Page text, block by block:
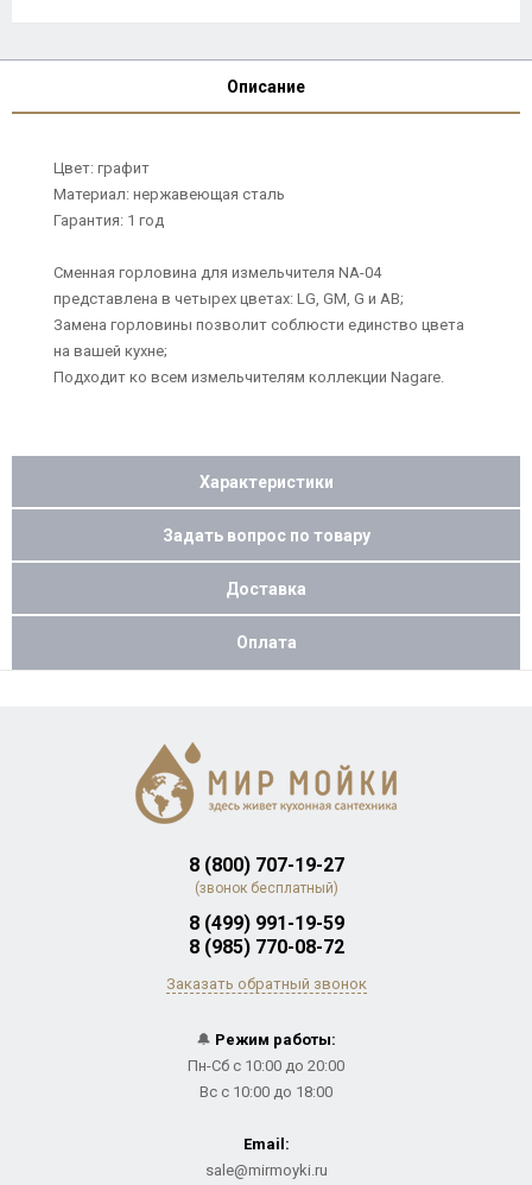
Описание
Цвет: графит
Материал: нержавеющая сталь
Гарантия: 1 год
Сменная горловина для измельчителя NA-04
представлена в четырех цветах: LG, GM, G и AB;
Замена горловины позволит соблюсти единство цвета
на вашей кухне;
Подходит ко всем измельчителям коллекции Nagare.
Характеристики
Задать вопрос по товару
Доставка
Оплата
8 (800) 707-19-27
(звонок бесплатный)
8 (499) 991-19-59
8 (985) 770-08-72
Заказать обратный звонок
🔔 Режим работы:
Пн-Сб с 10:00 до 20:00
Вс с 10:00 до 18:00
Email:
sale@mirmoyki.ru